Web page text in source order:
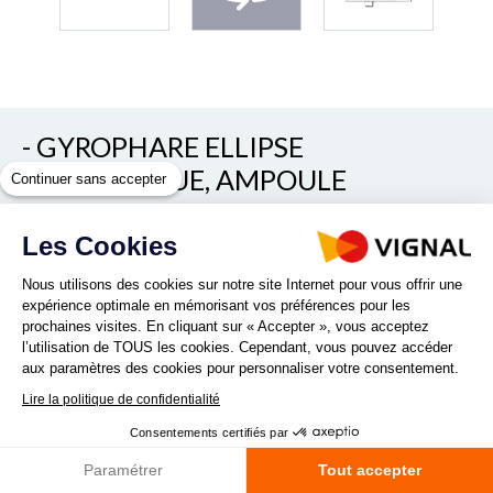
- GYROPHARE ELLIPSE
MAGNETIQUE, AMPOULE
12VMONTEE
Quantité :
Continuer sans accepter
Les Cookies
Nous utilisons des cookies sur notre site Internet pour vous offrir une
expérience optimale en mémorisant vos préférences pour les
prochaines visites. En cliquant sur « Accepter », vous acceptez
l’utilisation de TOUS les cookies. Cependant, vous pouvez accéder
aux paramètres des cookies pour personnaliser votre consentement.
Lire la politique de confidentialité
Consentements certifiés par
Paramétrer Tout accepter